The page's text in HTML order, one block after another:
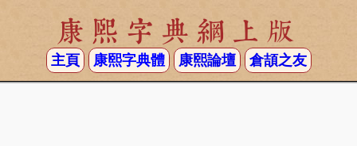
康熙字典網上版
主頁 康熙字典體 康熙論壇 倉頡之友